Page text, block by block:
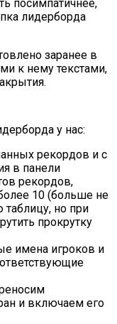
посимпатичнее,
лидерборда
заранее в
к нему текстами,
у нас:
рекордов и с
в панели
рекордов,
10 (больше не
но при
прокрутку
имена игроков и
и включаем его